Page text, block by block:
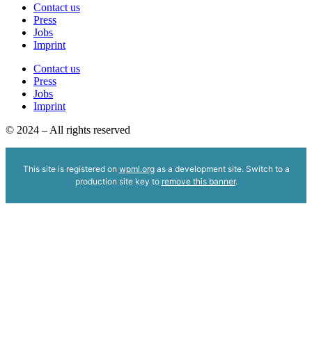
Contact us
Press
Jobs
Imprint
Contact us
Press
Jobs
Imprint
© 2024 – All rights reserved
This site is registered on wpml.orgas a development site. Switch to a
production site key to remove this banner.